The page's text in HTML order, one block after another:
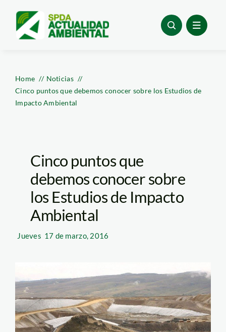
content
Home
Noticias
Cinco puntos que debemos conocer sobre los Estudios de
Impacto Ambiental
Cinco puntos que
debemos conocer sobre
los Estudios de Impacto
Ambiental
Jueves 17 de marzo, 2016